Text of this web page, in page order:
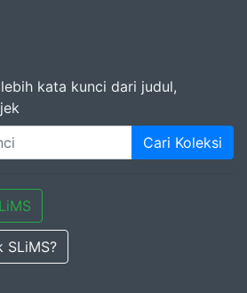
kata kunci dari judul,
Cari Koleksi
SLiMS?